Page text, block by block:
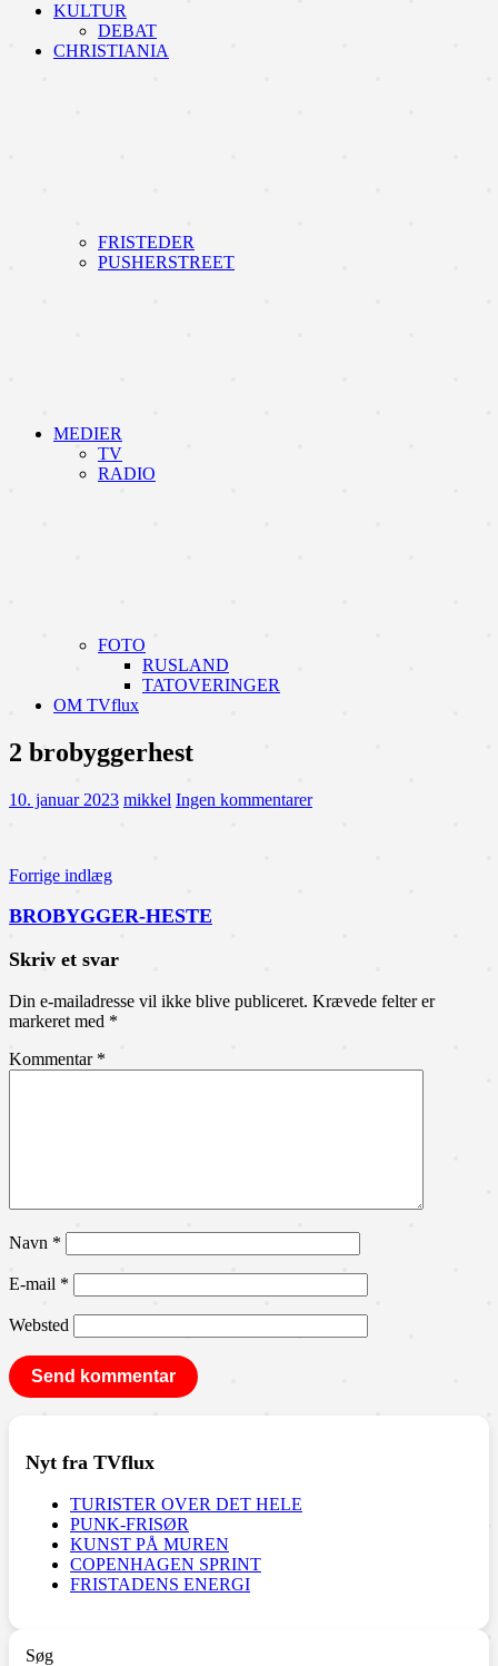
KULTUR
DEBAT
CHRISTIANIA
FRISTEDER
PUSHERSTREET
MEDIER
TV
RADIO
FOTO
RUSLAND
TATOVERINGER
OM TVflux
2 brobyggerhest
10. januar 2023 mikkel Ingen kommentarer
Indlægsnavigation
Forrige indlæg
BROBYGGER-HESTE
Skriv et svar
Din e-mailadresse vil ikke blive publiceret. Krævede felter er
markeret med *
Kommentar *
Navn *
E-mail *
Websted
Nyt fra TVflux
TURISTER OVER DET HELE
PUNK-FRISØR
KUNST PÅ MUREN
COPENHAGEN SPRINT
FRISTADENS ENERGI
Søg